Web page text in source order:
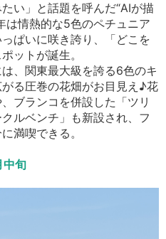
い」と話題を呼んだ“AIが描
は情熱的な5色のペチュニア
ぱいに咲き誇り、「どこを
ットが誕生。
、関東最大級を誇る6色のキ
る圧巻の花畑がお目見え♪花
ブランコを併設した「ツリ
ルベンチ」も新設され、フ
満喫できる。
旬